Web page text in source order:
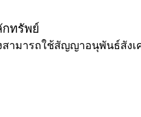
กทรัพย์
สามารถใช้สัญญาอนุพันธ์สัง